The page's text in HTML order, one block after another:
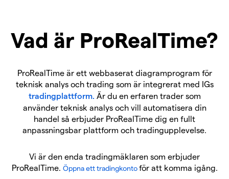
Vad är ProRealTime?
ProRealTime är ett webbaserat diagramprogram för
teknisk analys och trading som är integrerat med IGs
tradingplattform. Är du en erfaren trader som
använder teknisk analys och vill automatisera din
handel så erbjuder ProRealTime dig en fullt
anpassningsbar plattform och tradingupplevelse.
Vi är den enda tradingmäklaren som erbjuder
ProRealTime. Öppna ett tradingkontoför att komma igång.